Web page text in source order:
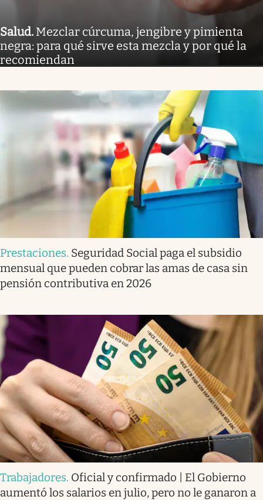
Salud. Mezclar cúrcuma, jengibre y pimienta
negra: para qué sirve esta mezcla y por qué la
recomiendan
Prestaciones. Seguridad Social paga el subsidio
mensual que pueden cobrar las amas de casa sin
pensión contributiva en 2026
Trabajadores. Oficial y confirmado | El Gobierno
aumentó los salarios en julio, pero no le ganaron a